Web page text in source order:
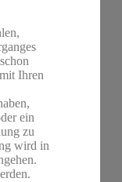
Ihren
ein
zu
wird in